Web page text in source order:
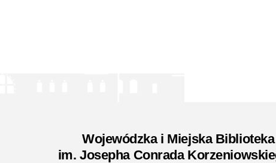
Wojewódzka i Miejska
im. Josepha Conrada